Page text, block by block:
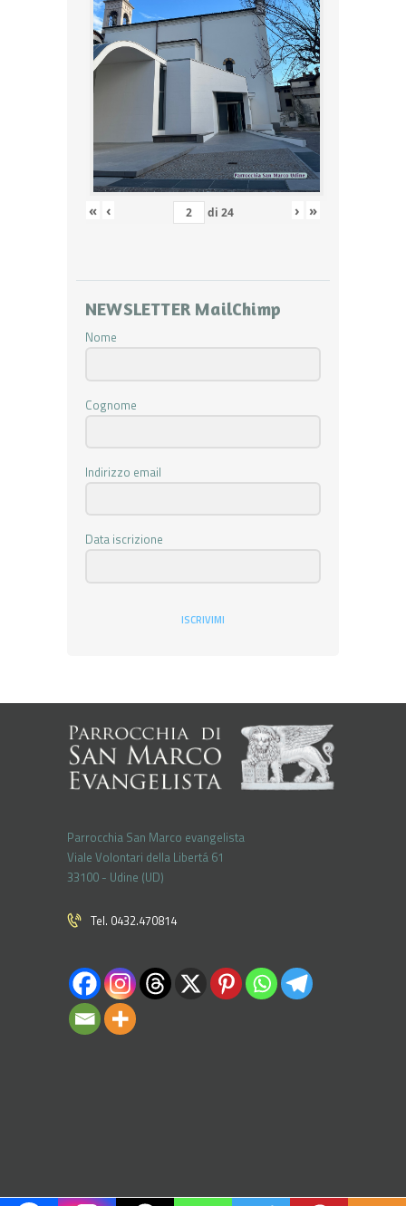
« ‹ di 24 › »
NEWSLETTER MailChimp
Nome
Cognome
Indirizzo email
Data iscrizione
ISCRIVIMI
Parrocchia San Marco evangelista
Viale Volontari della Libertá 61
33100 - Udine (UD)
Tel. 0432.470814